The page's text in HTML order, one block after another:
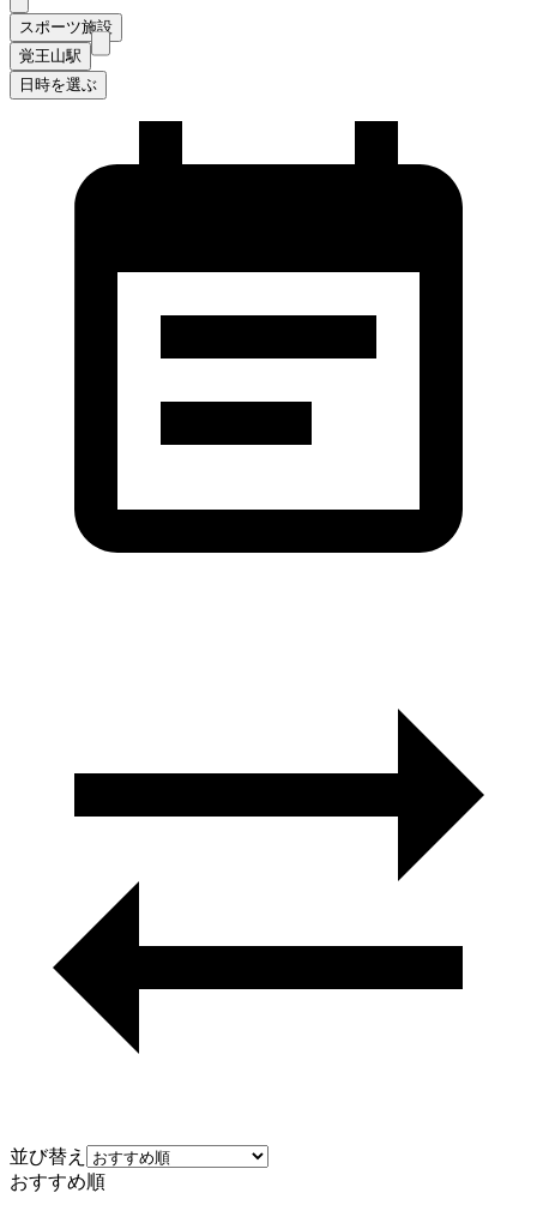
スポーツ施設
覚王山駅
日時を選ぶ
並び替え
おすすめ順